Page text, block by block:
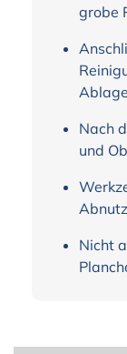
grobe
Nach
und
Nicht